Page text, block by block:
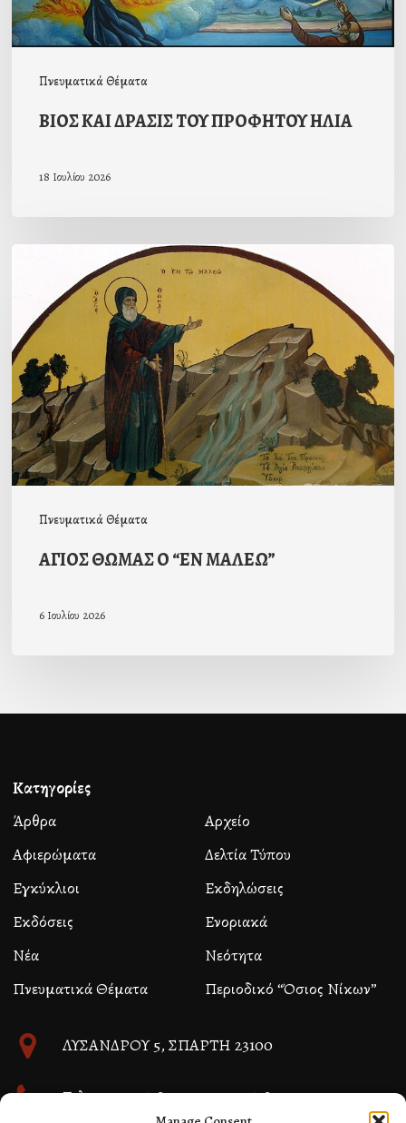
Πνευματικά Θέματα
ΒΙΟΣ ΚΑΙ ΔΡΑΣΙΣ ΤΟΥ ΠΡΟΦΗΤΟΥ ΗΛΙΑ
18 Ιουλίου 2026
Πνευματικά Θέματα
ΘΩΜΑΣ
“ΕΝ
ΜΑΛΕΩ”
ΑΓΙΟΣ ΘΩΜΑΣ Ο “ΕΝ ΜΑΛΕΩ”
6 Ιουλίου 2026
Κατηγορίες
Άρθρα
Αρχείο
Αφιερώματα
Δελτία Τύπου
Εγκύκλιοι
Εκδηλώσεις
Εκδόσεις
Ενοριακά
Νέα
Νεότητα
Πνευματικά Θέματα
Περιοδικό “Όσιος Νίκων”
ΛΥΣΑΝΔΡΟΥ 5, ΣΠΑΡΤΗ 23100
Τηλ. 27310 26580 και 27310 26581